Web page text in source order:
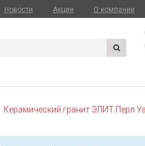
Новости Акции О компании
Керамический гранит ЭЛИТ Перл